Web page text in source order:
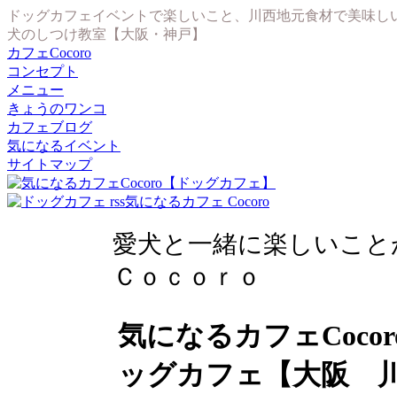
ドッグカフェイベントで楽しいこと、川西地元食材で美味
犬のしつけ教室【大阪・神戸】
カフェCocoro
コンセプト
メニュー
きょうのワンコ
カフェブログ
気になるイベント
サイトマップ
気になるカフェ Cocoro
愛犬と一緒に楽しいこ
Ｃｏｃｏｒｏ
気になるカフェ
ッグカフェ【大阪